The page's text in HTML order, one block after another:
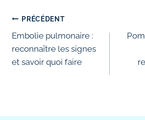
Navigation
de
l’article
PRÉCÉDENT
Embolie pulmonaire :
reconnaître les signes
et savoir quoi faire